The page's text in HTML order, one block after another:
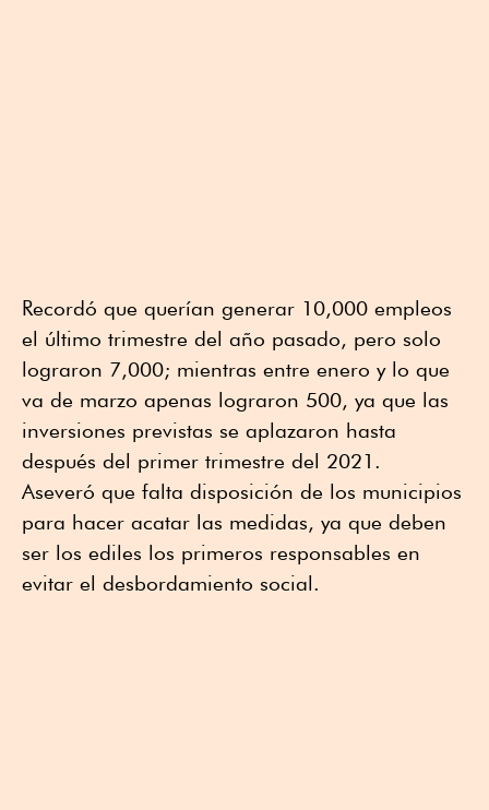
Recordó que querían generar 10,000 empleos
el último trimestre del año pasado, pero solo
lograron 7,000; mientras entre enero y lo que
va de marzo apenas lograron 500, ya que las
inversiones previstas se aplazaron hasta
después del primer trimestre del 2021.
Aseveró que falta disposición de los municipios
para hacer acatar las medidas, ya que deben
ser los ediles los primeros responsables en
evitar el desbordamiento social.